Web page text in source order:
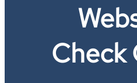
Check